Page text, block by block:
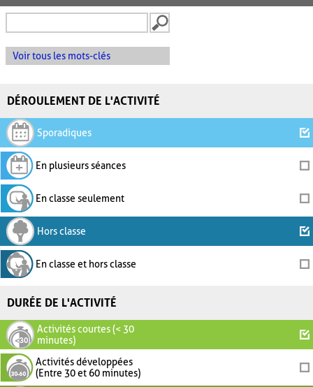
Voir tous les mots-clés
DÉROULEMENT DE L'ACTIVITÉ
Sporadiques
En plusieurs séances
En classe seulement
Hors classe
En classe et hors classe
DURÉE DE L'ACTIVITÉ
Activités courtes (< 30
minutes)
Activités développées
(Entre 30 et 60 minutes)